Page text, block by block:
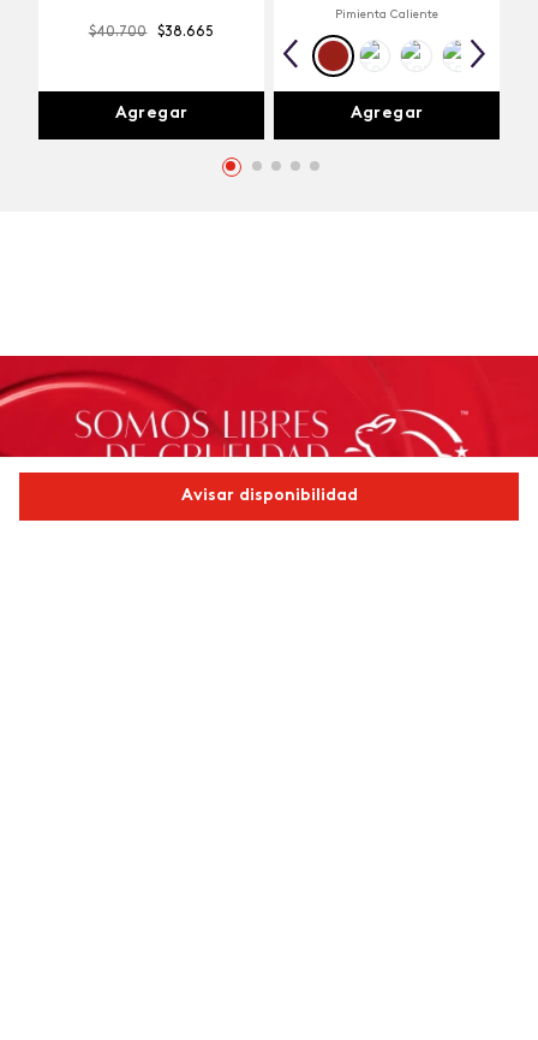
Avisar disponibilidad
$40.700 $38.665
Agregar
Pimienta Caliente
Agregar